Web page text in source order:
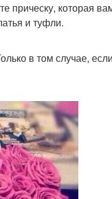
прическу, которая
и туфли.
в том случае,